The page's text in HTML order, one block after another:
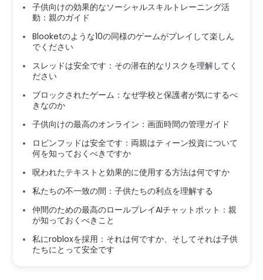
子供向けの効果的なソーシャルスキルトレーニング活
動：親のガイド
Blooketのような10の同様のゲームがプレイして楽しん
でください
スレッドは安全です：その潜在的なリスクを理解してく
ださい
ブロックされたゲーム：なぜ学校と保護者が気にするべ
きなのか
子供向けの最高のオンライン：画面時間の管理ガイド
ロビンフッドは安全です：両親はティーン投資について
何を知っておくべきですか
呪われたテキストと効果的に使用する方法は何ですか
私たちの不一致の間：子供たちの利点を理解する
仲間のための最高のロールプレイAIチャットボット：親
が知っておくべきこと
私にrobloxを採用：それは何ですか、そしてそれは子供
たちにとって安全です